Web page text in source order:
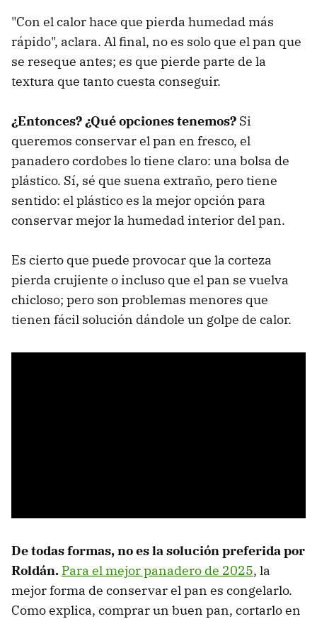
"Con el calor hace que pierda humedad más
rápido", aclara. Al final, no es solo que el pan que
se reseque antes; es que pierde parte de la
textura que tanto cuesta conseguir.
¿Entonces? ¿Qué opciones tenemos? Si
queremos conservar el pan en fresco, el
panadero cordobes lo tiene claro: una bolsa de
plástico. Sí, sé que suena extraño, pero tiene
sentido: el plástico es la mejor opción para
conservar mejor la humedad interior del pan.
Es cierto que puede provocar que la corteza
pierda crujiente o incluso que el pan se vuelva
chicloso; pero son problemas menores que
tienen fácil solución dándole un golpe de calor.
De todas formas, no es la solución preferida por
Roldán. Para el mejor panadero de 2025, la
mejor forma de conservar el pan es congelarlo.
Como explica, comprar un buen pan, cortarlo en